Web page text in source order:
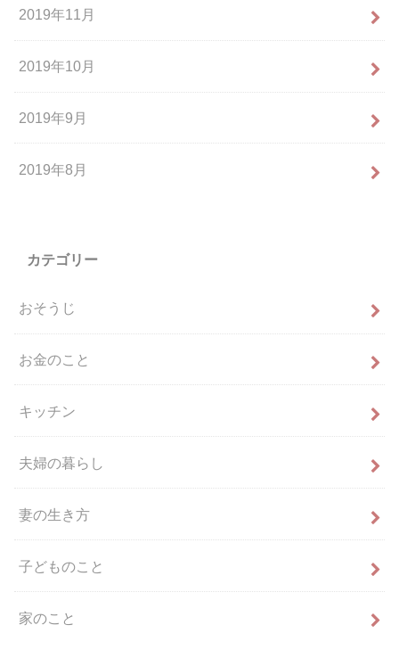
2019年11月
2019年10月
2019年9月
2019年8月
カテゴリー
おそうじ
お金のこと
キッチン
夫婦の暮らし
妻の生き方
子どものこと
家のこと